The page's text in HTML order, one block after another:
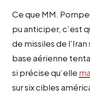
Ce que MM.
pu anticiper, c’est
de missiles de
base aérienne
si précise qu’elle
sur six cibles